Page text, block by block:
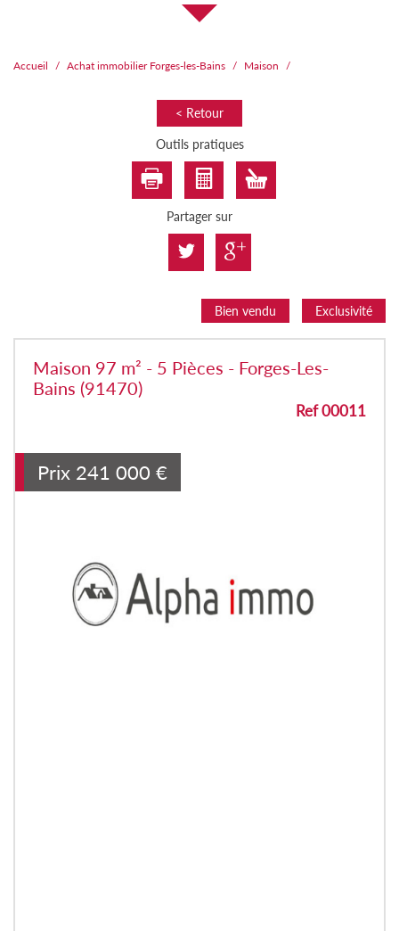
Accueil Achat immobilier Forges-les-Bains Maison
< Retour
Outils pratiques
Partager sur
Bien vendu Exclusivité
Maison 97 m² - 5 Pièces - Forges-Les-
Bains (91470)
Ref 00011
Prix 241 000 €